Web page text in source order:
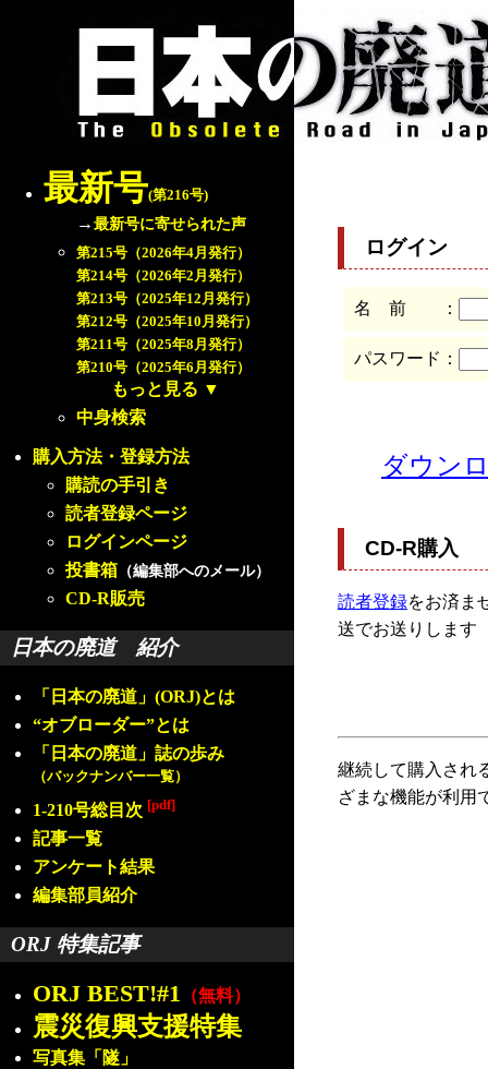
最新号(第216号)
→最新号に寄せられた声
第215号（2026年4月発行）
第214号（2026年2月発行）
第213号（2025年12月発行）
第212号（2025年10月発行）
第211号（2025年8月発行）
第210号（2025年6月発行）
もっと見る ▼
中身検索
購入方法・登録方法
購読の手引き
読者登録ページ
ログインページ
投書箱 （編集部へのメール）
CD-R販売
日本の廃道 紹介
「日本の廃道」(ORJ)とは
“オブローダー”とは
「日本の廃道」誌の歩み
（バックナンバー一覧）
1-210号総目次 [pdf]
記事一覧
アンケート結果
編集部員紹介
ORJ 特集記事
ORJ BEST!#1 （無料）
震災復興支援特集
写真集「隧」
ログイン
名 前 ：
パスワード：
ダウン
CD-R購入
読者登録をお済ま
送でお送りします
継続して購入され
ざまな機能が利用